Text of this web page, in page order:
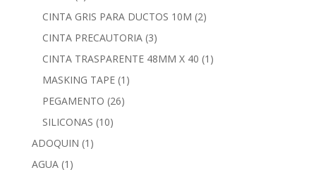
CINTA GRIS PARA DUCTOS 10M (2)
CINTA PRECAUTORIA (3)
CINTA TRASPARENTE 48MM X 40 (1)
MASKING TAPE (1)
PEGAMENTO (26)
SILICONAS (10)
ADOQUIN (1)
AGUA (1)